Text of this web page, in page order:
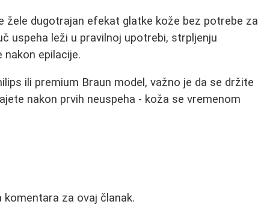
žele dugotrajan efekat glatke kože bez potrebe za
uspeha leži u pravilnoj upotrebi, strpljenju
epilacije.
ili premium Braun model, važno je da se držite
nakon prvih neuspeha - koža se vremenom
komentara za ovaj članak.